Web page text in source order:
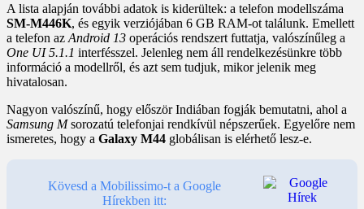
A lista alapján további adatok is kiderültek: a telefon modellszáma
SM-M446K, és egyik verziójában 6 GB RAM-ot találunk. Emellett
a telefon az Android 13 operációs rendszert futtatja, valószínűleg a
One UI 5.1.1 interfésszel. Jelenleg nem áll rendelkezésünkre több
információ a modellről, és azt sem tudjuk, mikor jelenik meg
hivatalosan.
Nagyon valószínű, hogy először Indiában fogják bemutatni, ahol a
Samsung Msorozatú telefonjai rendkívül népszerűek. Egyelőre nem
ismeretes, hogy a Galaxy M44 globálisan is elérhető lesz-e.
Kövesd a Mobilissimo-t a Google
Hírekben itt: